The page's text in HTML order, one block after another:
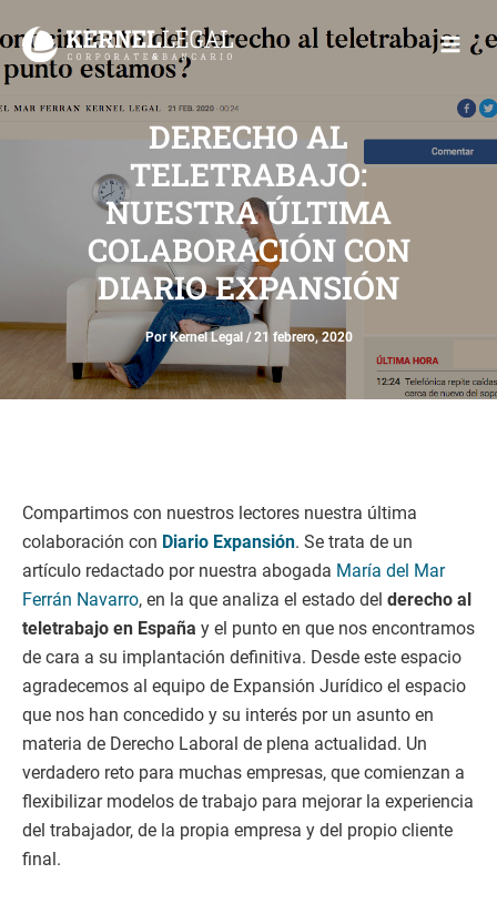
al
contenido
DERECHO AL
TELETRABAJO:
NUESTRA ÚLTIMA
COLABORACIÓN CON
DIARIO EXPANSIÓN
PorKernel Legal / 21 febrero, 2020
Compartimos con nuestros lectores nuestra última
colaboración con Diario Expansión. Se trata de un
artículo redactado por nuestra abogada María del Mar
Ferrán Navarro, en la que analiza el estado del derecho al
teletrabajo en España y el punto en que nos encontramos
de cara a su implantación definitiva. Desde este espacio
agradecemos al equipo de Expansión Jurídico el espacio
que nos han concedido y su interés por un asunto en
materia de Derecho Laboral de plena actualidad. Un
verdadero reto para muchas empresas, que comienzan a
flexibilizar modelos de trabajo para mejorar la experiencia
del trabajador, de la propia empresa y del propio cliente
final.